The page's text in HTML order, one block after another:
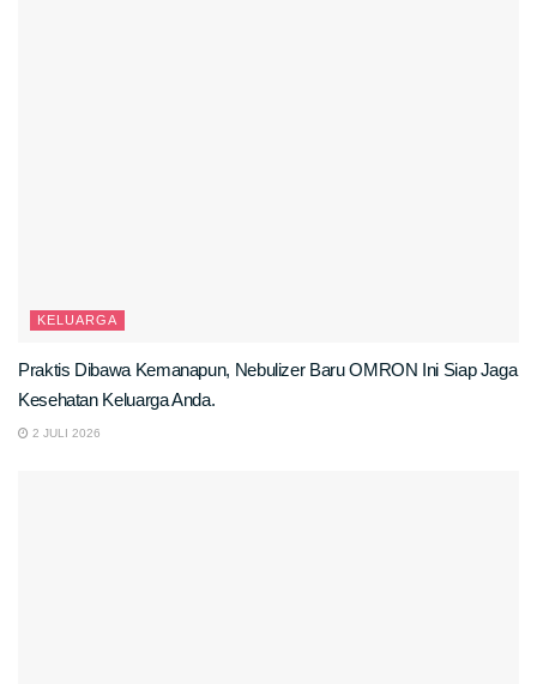
KELUARGA
Praktis Dibawa Kemanapun, Nebulizer Baru OMRON Ini Siap Jaga
Kesehatan Keluarga Anda.
2 JULI 2026